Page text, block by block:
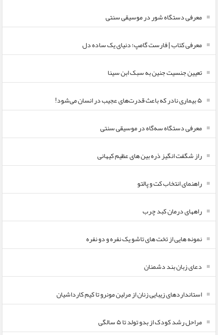
معرفی دستگاه شور در موسیقی سنتی
معرفی کتاب | فارست گامپ؛ دنیای یک ساده دل
تعیین جنسیت جنین به سبک ابن سینا
۵ بیماری نادر که باعث قدرت‌های عجیب در انسان می‌شود!
معرفی دستگاه سه‌گاه در موسیقی سنتی
راز شگفت انگیز ذره بین های عظیم کیهانی
راهنمای انتخاب کت و پالتو
راههای درمان کبد چرب
نمونه هایی از تخت های تاشو یک نفره و دو نفره
دعای زبان بند دشمنان
استانداردهای زیبایی زنان از مرلین مونرو تا کیم کارداشیان
مراحل رشد کودک از بدو تولد تا ۵ سالگی